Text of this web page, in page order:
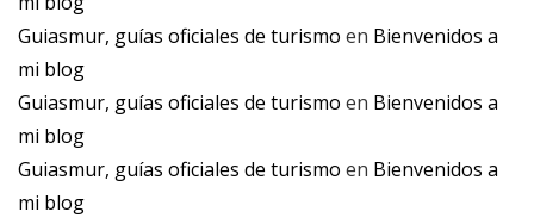
Guiasmur, guías oficiales de turismo en Bienvenidos a
mi blog
Guiasmur, guías oficiales de turismo en Bienvenidos a
mi blog
Guiasmur, guías oficiales de turismo en Bienvenidos a
mi blog